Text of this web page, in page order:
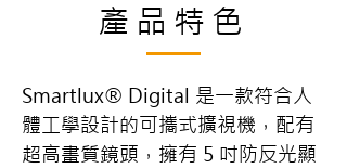
產品特色
Smartlux® Digital 是一款符合人
體工學設計的可攜式擴視機，配有
超高畫質鏡頭，擁有 5 吋防反光顯